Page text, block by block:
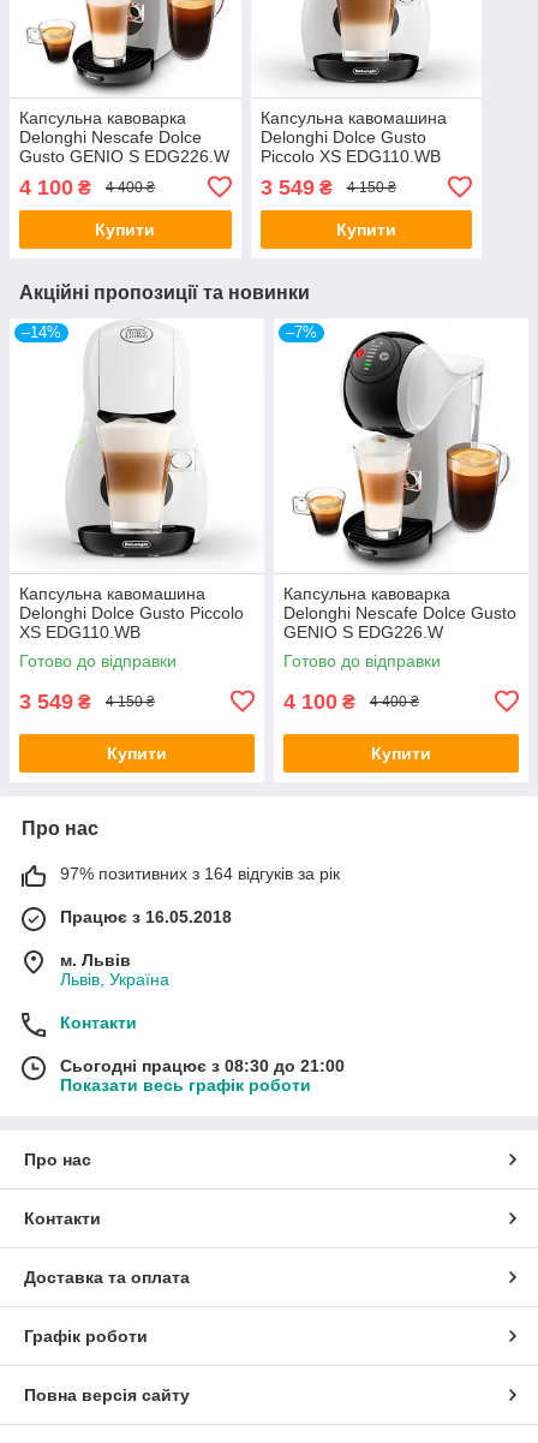
Капсульна кавоварка
Delonghi Nescafe Dolce
Gusto GENIO S EDG226.W
4 100 ₴ 4 400 ₴
Купити
Капсульна кавомашина
Delonghi Dolce Gusto
Piccolo XS EDG110.WB
3 549₴ 4 150 ₴
Купити
Акційні пропозиції та новинки
–14%
Капсульна кавомашина
Delonghi Dolce Gusto Piccolo
XS EDG110.WB
Готово до відправки
3 549 ₴ 4 150 ₴
Купити
–7%
Капсульна кавоварка
Delonghi Nescafe Dolce Gusto
GENIO S EDG226.W
Готово до відправки
4 100 ₴ 4 400 ₴
Купити
Про нас
97% позитивних з 164 відгуків за рік
Працює з 16.05.2018
м. Львів
Львів, Україна
Контакти
Сьогодні працює з 08:30 до 21:00
Показати весь графік роботи
Про нас
Контакти
Доставка та оплата
Графік роботи
Повна версія сайту